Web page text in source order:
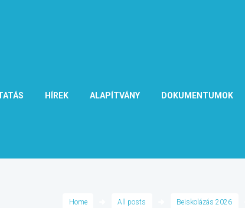
HÍREK ALAPÍTVÁNY DOKUMENTUMOK
Home All posts Beiskolázás 2026